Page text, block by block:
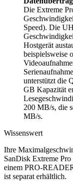
Die Extreme
Speed). Die
Hostgerät
beispielsweise
unterstützt die
GB Kapazität
200 MB/s, die
MB/s.
Wissenswert
Ihre
SanDisk Extreme
einem PRO-
ist separat erhältlich.